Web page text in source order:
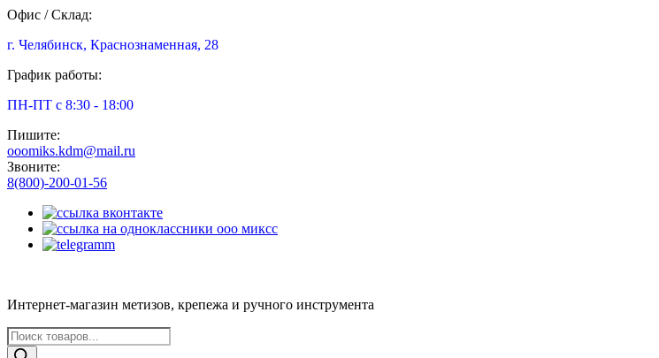
Офис / Склад:
г. Челябинск, Краснознаменная, 28
График работы:
ПН-ПТ с 8:30 - 18:00
Пишите:
ooomiks.kdm@mail.ru
Звоните:
8(800)-200-01-56
Интернет-магазин метизов, крепежа и ручного инструмента
Поиск
товаров